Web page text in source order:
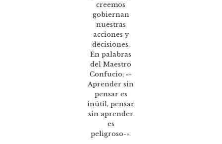
creemos
gobiernan
nuestras
acciones y
decisiones.
En palabras
del Maestro
Confucio; «-
Aprender sin
pensar es
inútil, pensar
sin aprender
es
peligroso-«.